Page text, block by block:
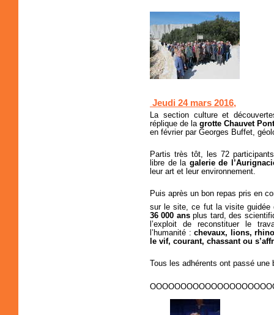
Jeudi 24 mars 2016,
La section culture et
réplique de lagrotte Chauvet
en février par Georges Buffet,
Partis très tôt, les 72
libre de lagalerie de
leur art et leur environnement.
Puis après un bon repas pris en
sur le site, ce fut la visite guidée
36 000 ansplus tard, des
l’exploit de reconstituer le
l’humanité : chevaux, lions,
le vif, courant, chassant ou
Tous les adhérents ont passé une